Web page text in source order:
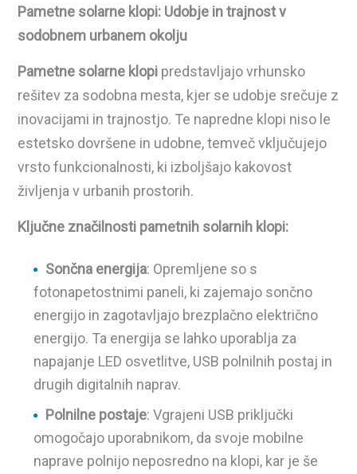
Pametne solarne klopi: Udobje in trajnost v
sodobnem urbanem okolju
Pametne solarne klopi predstavljajo vrhunsko
rešitev za sodobna mesta, kjer se udobje srečuje z
inovacijami in trajnostjo. Te napredne klopi niso le
estetsko dovršene in udobne, temveč vključujejo
vrsto funkcionalnosti, ki izboljšajo kakovost
življenja v urbanih prostorih.
Ključne značilnosti pametnih solarnih klopi:
Sončna energija: Opremljene so s
fotonapetostnimi paneli, ki zajemajo sončno
energijo in zagotavljajo brezplačno električno
energijo. Ta energija se lahko uporablja za
napajanje LED osvetlitve, USB polnilnih postaj in
drugih digitalnih naprav.
Polnilne postaje: Vgrajeni USB priključki
omogočajo uporabnikom, da svoje mobilne
naprave polnijo neposredno na klopi, kar je še